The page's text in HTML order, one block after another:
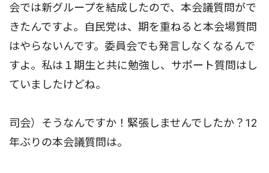
会では新グループを結成したので、本会議質問がで
きたんですよ。自民党は、期を重ねると本会場質問
はやらないんです。委員会でも発言しなくなるんで
すよ。私は１期生と共に勉強し、サポート質問はし
ていましたけどね。
司会）そうなんですか！緊張しませんでしたか？12
年ぶりの本会議質問は。